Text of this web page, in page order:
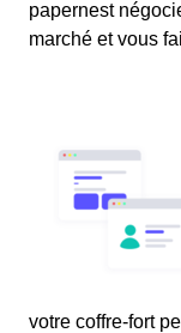
papernest
marché et vous
votre coffre-fort